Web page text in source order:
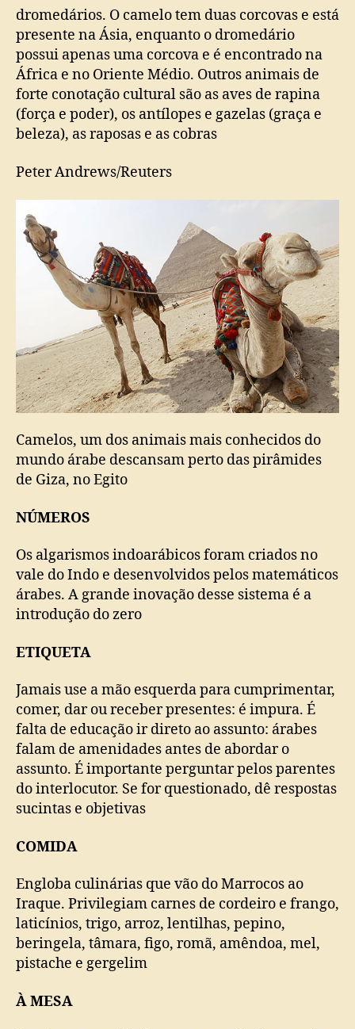
dromedários. O camelo tem duas corcovas e está
presente na Ásia, enquanto o dromedário
possui apenas uma corcova e é encontrado na
África e no Oriente Médio. Outros animais de
forte conotação cultural são as aves de rapina
(força e poder), os antílopes e gazelas (graça e
beleza), as raposas e as cobras
Peter Andrews/Reuters
Camelos, um dos animais mais conhecidos do
mundo árabe descansam perto das pirâmides
de Giza, no Egito
NÚMEROS
Os algarismos indoarábicos foram criados no
vale do Indo e desenvolvidos pelos matemáticos
árabes. A grande inovação desse sistema é a
introdução do zero
ETIQUETA
Jamais use a mão esquerda para cumprimentar,
comer, dar ou receber presentes: é impura. É
falta de educação ir direto ao assunto: árabes
falam de amenidades antes de abordar o
assunto. É importante perguntar pelos parentes
do interlocutor. Se for questionado, dê respostas
sucintas e objetivas
COMIDA
Engloba culinárias que vão do Marrocos ao
Iraque. Privilegiam carnes de cordeiro e frango,
laticínios, trigo, arroz, lentilhas, pepino,
beringela, tâmara, figo, romã, amêndoa, mel,
pistache e gergelim
À MESA